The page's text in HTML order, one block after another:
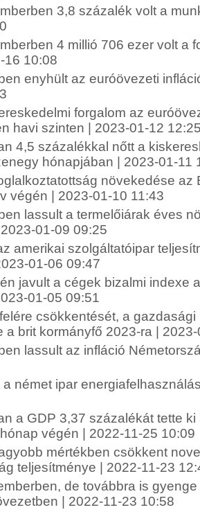
3,8 százalék volt a
4 millió 706 ezer volt a
16 10:08
enyhült az euróövezeti
forgalom az
havi szinten | 2023-01-12
4,5 százalékkal nőtt a
hónapjában | 2023-01-11
növekedése az
végén | 2023-01-10 11:43
lassult a termelőiárak éves
01-09 09:25
amerikai szolgáltatóipar
01-06 09:47
javult a cégek bizalmi indexe
01-05 09:51
csökkentését, a
a brit kormányfő 2023-ra |
lassult az infláció
a német ipar
a GDP 3,37 százalékát tette
végén | 2022-11-25 10:09
mértékben csökkent
teljesítménye | 2022-11-23
de továbbra is
| 2022-11-23 10:58